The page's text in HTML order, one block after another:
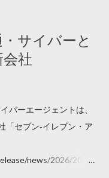
サイバーと
社
バーエージェントは、
「セブン‐イレブン・ア
news/2026/2026